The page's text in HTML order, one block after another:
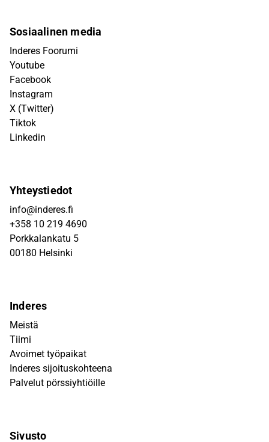
Sosiaalinen media
Inderes Foorumi
Youtube
Facebook
Instagram
X (Twitter)
Tiktok
Linkedin
Yhteystiedot
info@inderes.fi
+358 10 219 4690
Porkkalankatu 5
00180 Helsinki
Inderes
Meistä
Tiimi
Avoimet työpaikat
Inderes sijoituskohteena
Palvelut pörssiyhtiöille
Sivusto